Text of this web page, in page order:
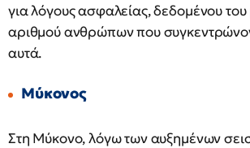
για λόγους ασφαλείας, δεδομένου
αριθμού ανθρώπων που
αυτά.
Μύκονος
Στη Μύκονο, λόγω των αυξημένων